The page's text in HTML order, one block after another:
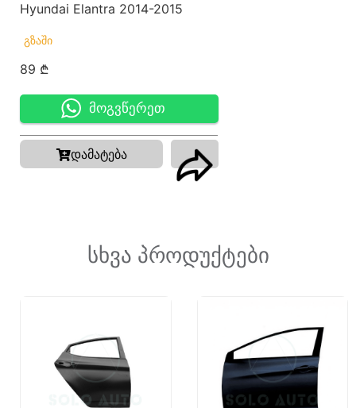
Hyundai Elantra 2014-2015
ᲒᲖᲐᲨᲘ
89 ₾
მოგვწერეთ
დამატება
სხვა პროდუქტები